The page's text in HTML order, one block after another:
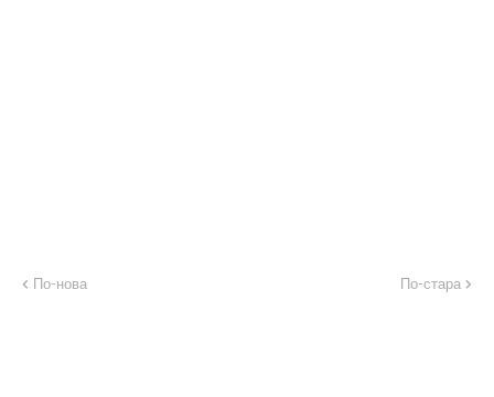
По-нова По-стара